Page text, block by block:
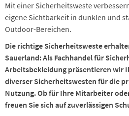
Mit einer Sicherheitsweste
eigene Sichtbarkeit in dunklen und
Outdoor-Bereichen.
Die richtige Sicherheitsweste
Sauerland: Als Fachhandel für
Arbeitsbekleidung präsentieren wir
diverser Sicherheitswesten für die
Nutzung. Ob für Ihre Mitarbeiter
freuen Sie sich auf zuverlässigen